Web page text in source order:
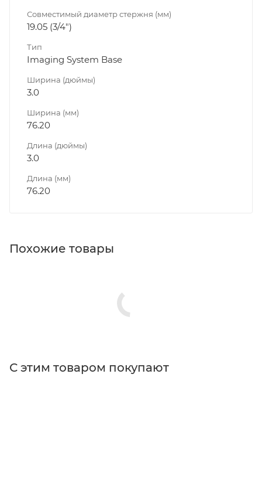
Совместимый диаметр стержня (мм)
19.05 (3/4")
Тип
Imaging System Base
Ширина (дюймы)
3.0
Ширина (мм)
76.20
Длина (дюймы)
3.0
Длина (мм)
76.20
Похожие товары
С этим товаром покупают